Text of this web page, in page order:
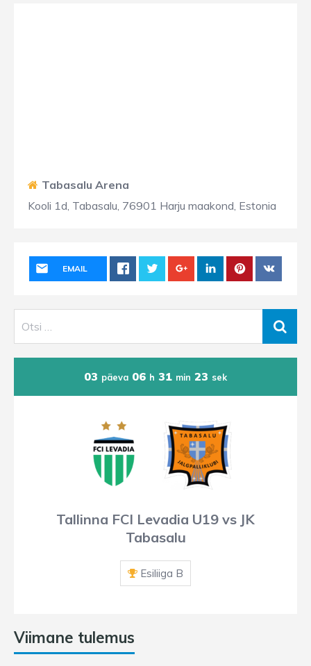
Tabasalu Arena
Kooli 1d, Tabasalu, 76901 Harju maakond, Estonia
EMAIL
03 päeva 06 h 31 min 23 sek
Tallinna FCI Levadia U19 vs JK
Tabasalu
Esiliiga B
Viimane tulemus